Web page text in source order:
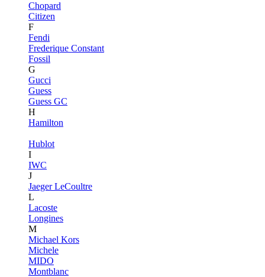
Chopard
Citizen
F
Fendi
Frederique Constant
Fossil
G
Gucci
Guess
Guess GC
H
Hamilton
Hublot
I
IWC
J
Jaeger LeCoultre
L
Lacoste
Longines
M
Michael Kors
Michele
MIDO
Montblanc